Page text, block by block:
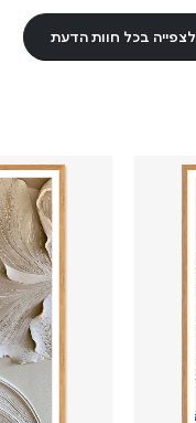
לצפייה בכל חוות הדעת